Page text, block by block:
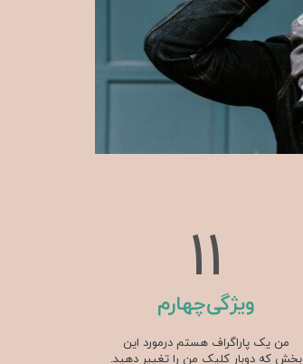
ویژگی‌چهارم
17
من یک پاراگراف هستم درمورد این
بخش که دوبار کلیک من را تغییر دهید.